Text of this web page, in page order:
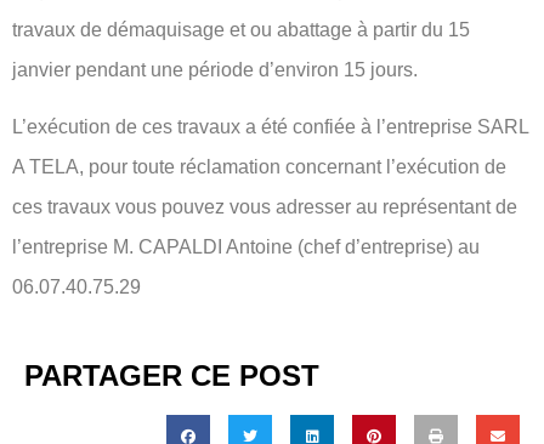
travaux de démaquisage et ou abattage à partir du 15
janvier pendant une période d’environ 15 jours.
L’exécution de ces travaux a été confiée à l’entreprise SARL
A TELA, pour toute réclamation concernant l’exécution de
ces travaux vous pouvez vous adresser au représentant de
l’entreprise M. CAPALDI Antoine (chef d’entreprise) au
06.07.40.75.29
PARTAGER CE POST